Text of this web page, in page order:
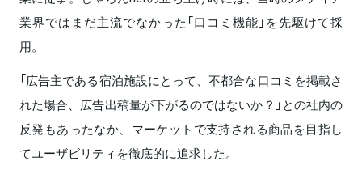
業界ではまだ主流でなかった「口コミ機能」を先駆けて採
用。
「広告主である宿泊施設にとって、不都合な口コミを掲載さ
れた場合、広告出稿量が下がるのではないか？」との社内の
反発もあったなか、マーケットで支持される商品を目指し
てユーザビリティを徹底的に追求した。